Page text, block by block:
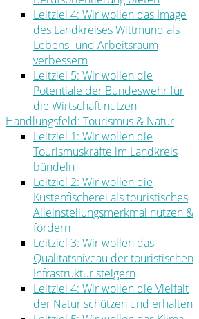
Leitziel 4: Wir wollen das Image
des Landkreises Wittmund als
Lebens- und Arbeitsraum
verbessern
Leitziel 5: Wir wollen die
Potentiale der Bundeswehr für
die Wirtschaft nutzen
Handlungsfeld: Tourismus & Natur
Leitziel 1: Wir wollen die
Tourismuskräfte im Landkreis
bündeln
Leitziel 2: Wir wollen die
Küstenfischerei als touristisches
Alleinstellungsmerkmal nutzen &
fördern
Leitziel 3: Wir wollen das
Qualitätsniveau der touristischen
Infrastruktur steigern
Leitziel 4: Wir wollen die Vielfalt
der Natur schützen und erhalten